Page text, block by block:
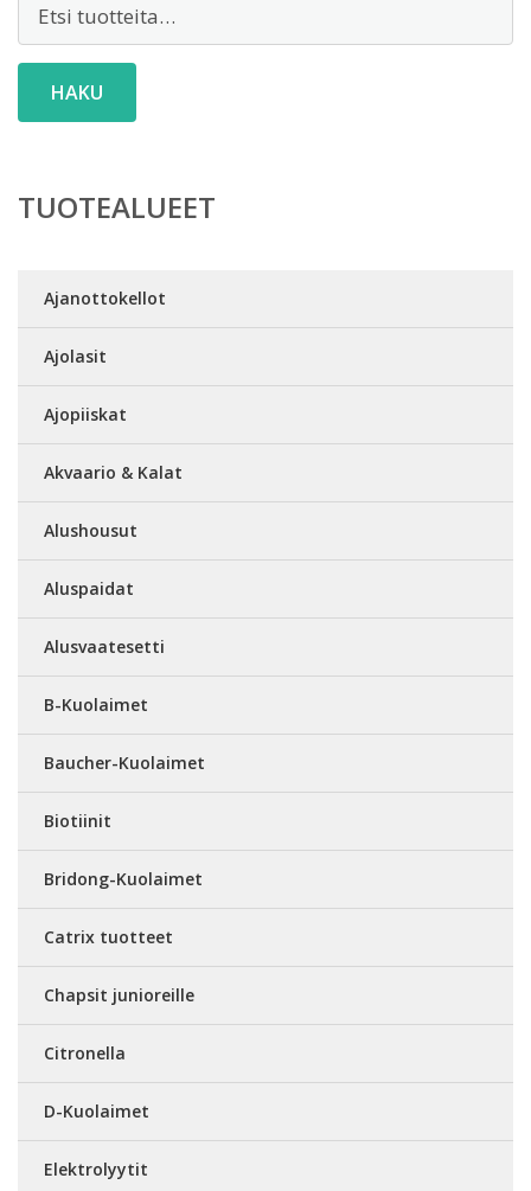
HAKU
TUOTEALUEET
Ajanottokellot
Ajolasit
Ajopiiskat
Akvaario & Kalat
Alushousut
Aluspaidat
Alusvaatesetti
B-Kuolaimet
Baucher-Kuolaimet
Biotiinit
Bridong-Kuolaimet
Catrix tuotteet
Chapsit junioreille
Citronella
D-Kuolaimet
Elektrolyytit